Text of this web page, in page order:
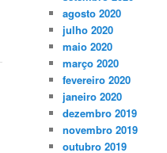
agosto 2020
julho 2020
maio 2020
março 2020
fevereiro 2020
janeiro 2020
dezembro 2019
novembro 2019
outubro 2019